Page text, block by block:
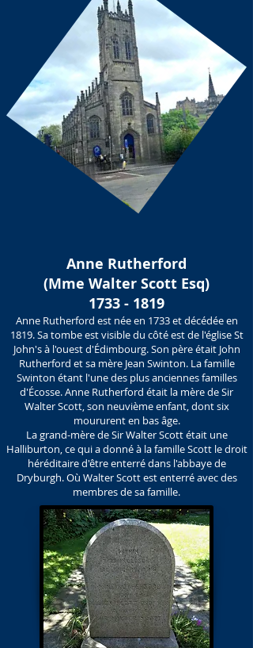
Anne Rutherford
(Mme Walter Scott Esq)
1733 - 1819
Anne Rutherford est née en 1733 et décédée en
1819. Sa tombe est visible du côté est de l'église St
John's à l'ouest d'Édimbourg. Son père était John
Rutherford et sa mère Jean Swinton. La famille
Swinton étant l'une des plus anciennes familles
d'Écosse. Anne Rutherford était la mère de Sir
Walter Scott, son neuvième enfant, dont six
moururent en bas âge.
La grand-mère de Sir Walter Scott était une
Halliburton, ce qui a donné à la famille Scott le droit
héréditaire d'être enterré dans l'abbaye de
Dryburgh. Où Walter Scott est enterré avec des
membres de sa famille.